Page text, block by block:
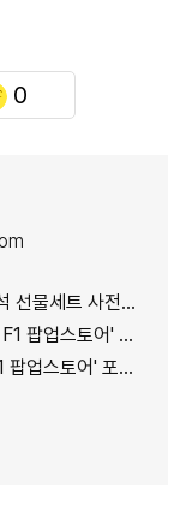
0
트 사전예약 실시
토어' 포토콜 참석
토어' 포토콜 참석